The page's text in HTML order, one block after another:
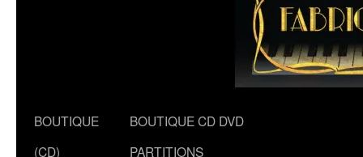
Aller
BOUTIQUE
(CD)
BOUTIQUE CD DVD
PARTITIONS